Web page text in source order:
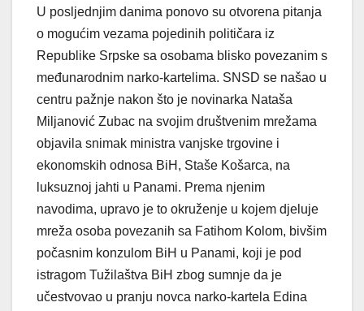
U posljednjim danima ponovo su otvorena pitanja
o mogućim vezama pojedinih političara iz
Republike Srpske sa osobama blisko povezanim s
međunarodnim narko-kartelima. SNSD se našao u
centru pažnje nakon što je novinarka Nataša
Miljanović Zubac na svojim društvenim mrežama
objavila snimak ministra vanjske trgovine i
ekonomskih odnosa BiH, Staše Košarca, na
luksuznoj jahti u Panami. Prema njenim
navodima, upravo je to okruženje u kojem djeluje
mreža osoba povezanih sa Fatihom Kolom, bivšim
počasnim konzulom BiH u Panami, koji je pod
istragom Tužilaštva BiH zbog sumnje da je
učestvovao u pranju novca narko-kartela Edina